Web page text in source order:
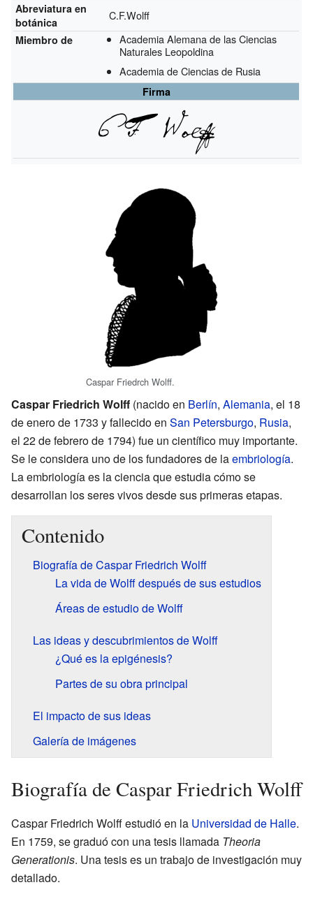
Abreviatura en
botánica
C.F.Wolff
Miembro de
Academia Alemana de las Ciencias
Naturales Leopoldina
Academia de Ciencias de Rusia
Firma
Caspar Friedrch Wolff.
Caspar Friedrich Wolff (nacido en Berlín, Alemania, el 18
de enero de 1733 y fallecido en San Petersburgo, Rusia,
el 22 de febrero de 1794) fue un científico muy importante.
Se le considera uno de los fundadores de laembriología.
La embriología es la ciencia que estudia cómo se
desarrollan los seres vivos desde sus primeras etapas.
Contenido
Biografía de Caspar Friedrich Wolff
La vida de Wolff después de sus estudios
Áreas de estudio de Wolff
Las ideas y descubrimientos de Wolff
¿Qué es la epigénesis?
Partes de su obra principal
El impacto de sus ideas
Galería de imágenes
Biografía de Caspar Friedrich Wolff
Caspar Friedrich Wolff estudió en la Universidad de Halle.
En 1759, se graduó con una tesis llamada Theoria
Generationis. Una tesis es un trabajo de investigación muy
detallado.